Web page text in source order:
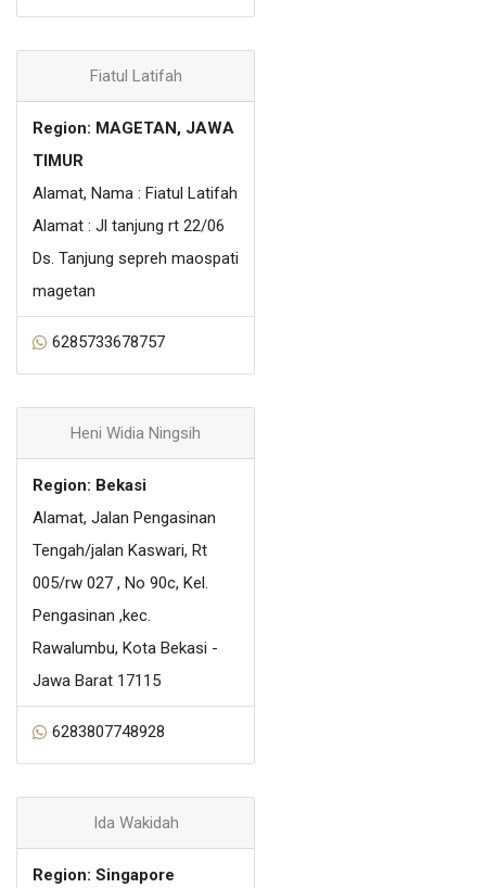
Fiatul Latifah
Region: MAGETAN, JAWA
TIMUR
Alamat, Nama : Fiatul Latifah
Alamat : Jl tanjung rt 22/06
Ds. Tanjung sepreh maospati
magetan
6285733678757
Heni Widia Ningsih
Region: Bekasi
Alamat, Jalan Pengasinan
Tengah/jalan Kaswari, Rt
005/rw 027 , No 90c, Kel.
Pengasinan ,kec.
Rawalumbu, Kota Bekasi -
Jawa Barat 17115
6283807748928
Ida Wakidah
Region: Singapore